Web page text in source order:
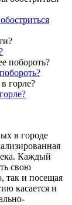
в городе
Каждый
свою
так и посещая
касается и